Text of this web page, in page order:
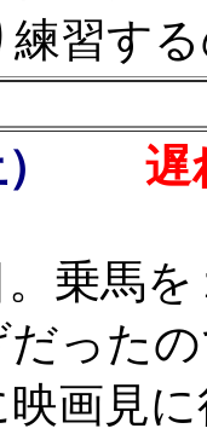
習す
遅れ
乗馬を
だった
画見